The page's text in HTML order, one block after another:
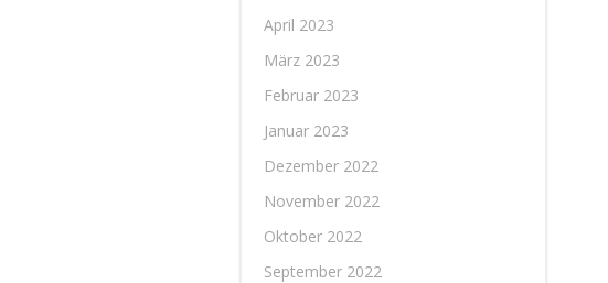
April 2023
März 2023
Februar 2023
Januar 2023
Dezember 2022
November 2022
Oktober 2022
September 2022